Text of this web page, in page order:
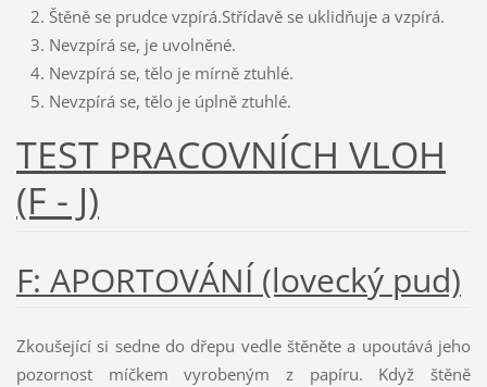
Štěně se prudce vzpírá.Střídavě se uklidňuje a vzpírá.
Nevzpírá se, je uvolněné.
Nevzpírá se, tělo je mírně ztuhlé.
Nevzpírá se, tělo je úplně ztuhlé.
TEST PRACOVNÍCH VLOH
(F - J)
F: APORTOVÁNÍ (lovecký pud)
Zkoušející si sedne do dřepu vedle štěněte a upoutává jeho
pozornost míčkem vyrobeným z papíru. Když štěně